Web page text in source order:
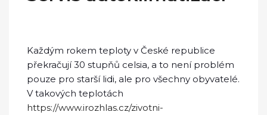
Každým rokem teploty v České republice
překračují 30 stupňů celsia, a to není problém
pouze pro starší lidi, ale pro všechny obyvatelé.
V takových teplotách
https://www.irozhlas.cz/zivotni-